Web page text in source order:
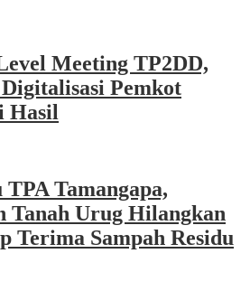
Meeting TP2DD,
Pemkot
Hasil
Tamangapa,
Tanah Urug Hilangkan
Terima Sampah Residu